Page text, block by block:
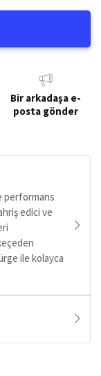
Bir arkadaşa e-
posta gönder
performans
edici ve
ile kolayca